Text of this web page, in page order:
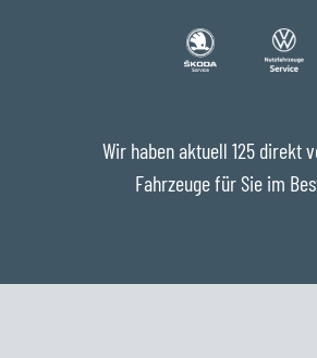
Wir haben aktuell 125 direkt
Fahrzeuge für Sie im